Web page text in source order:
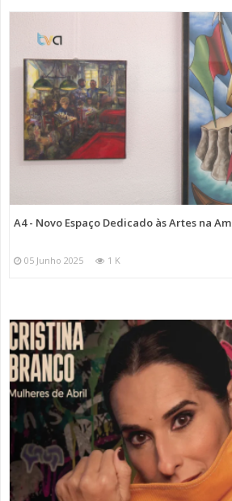
A4 - Novo Espaço Dedicado às Artes na
05 Junho 2025 1 K